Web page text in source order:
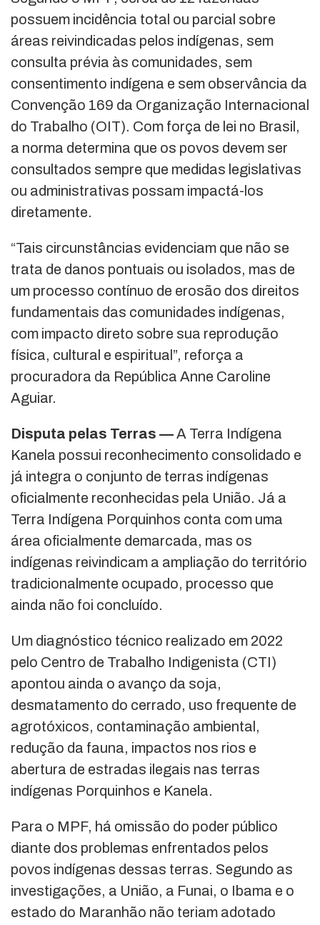
possuem incidência total ou parcial sobre
áreas reivindicadas pelos indígenas, sem
consulta prévia às comunidades, sem
consentimento indígena e sem observância da
Convenção 169 da Organização Internacional
do Trabalho (OIT). Com força de lei no Brasil,
a norma determina que os povos devem ser
consultados sempre que medidas legislativas
ou administrativas possam impactá-los
diretamente.
“Tais circunstâncias evidenciam que não se
trata de danos pontuais ou isolados, mas de
um processo contínuo de erosão dos direitos
fundamentais das comunidades indígenas,
com impacto direto sobre sua reprodução
física, cultural e espiritual”, reforça a
procuradora da República Anne Caroline
Aguiar.
Disputa pelas Terras —A Terra Indígena
Kanela possui reconhecimento consolidado e
já integra o conjunto de terras indígenas
oficialmente reconhecidas pela União. Já a
Terra Indígena Porquinhos conta com uma
área oficialmente demarcada, mas os
indígenas reivindicam a ampliação do território
tradicionalmente ocupado, processo que
ainda não foi concluído.
Um diagnóstico técnico realizado em 2022
pelo Centro de Trabalho Indigenista (CTI)
apontou ainda o avanço da soja,
desmatamento do cerrado, uso frequente de
agrotóxicos, contaminação ambiental,
redução da fauna, impactos nos rios e
abertura de estradas ilegais nas terras
indígenas Porquinhos e Kanela.
Para o MPF, há omissão do poder público
diante dos problemas enfrentados pelos
povos indígenas dessas terras. Segundo as
investigações, a União, a Funai, o Ibama e o
estado do Maranhão não teriam adotado